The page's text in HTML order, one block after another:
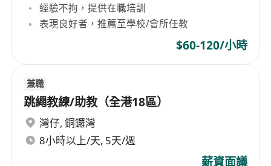
經驗不拘，提供在職培訓
表現良好者，推薦至學校/會所任教
$60-120/小時
兼職
跳繩教練/助教（全港18區）
灣仔, 銅鑼灣
8小時以上/天, 5天/週
薪資面議